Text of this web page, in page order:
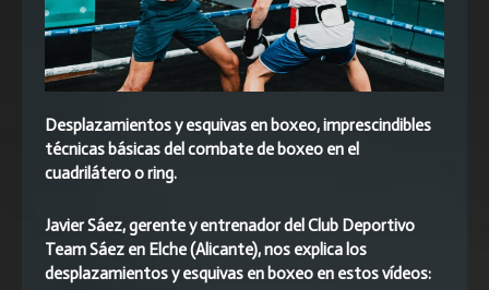
Desplazamientos y esquivas en boxeo, imprescindibles
técnicas básicas del combate de boxeo en el
cuadrilátero o ring.
Javier Sáez, gerente y entrenador del Club Deportivo
Team Sáez en Elche (Alicante), nos explica los
desplazamientos y esquivas en boxeo en estos vídeos: